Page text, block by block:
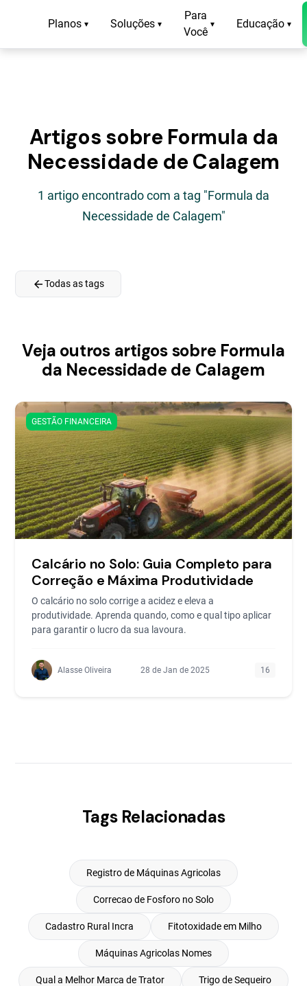
Planos ▾ Soluções ▾
Para
Você
▾ Educação ▾
Artigos sobre Formula da
Necessidade de Calagem
1 artigo encontrado com a tag "Formula da
Necessidade de Calagem"
arrow_backTodas as tags
Veja outros artigos sobre Formula
da Necessidade de Calagem
GESTÃO FINANCEIRA
Calcário no Solo: Guia Completo para
Correção e Máxima Produtividade
O calcário no solo corrige a acidez e eleva a
produtividade. Aprenda quando, como e qual tipo aplicar
para garantir o lucro da sua lavoura.
Alasse Oliveira 28 de Jan de 2025 16
Tags Relacionadas
Registro de Máquinas Agricolas
Correcao de Fosforo no Solo
Cadastro Rural Incra Fitotoxidade em Milho
Máquinas Agricolas Nomes
Qual a Melhor Marca de Trator Trigo de Sequeiro